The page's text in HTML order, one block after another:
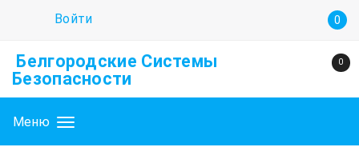
Войти 0
Белгородские Системы
Безопасности
0
Меню